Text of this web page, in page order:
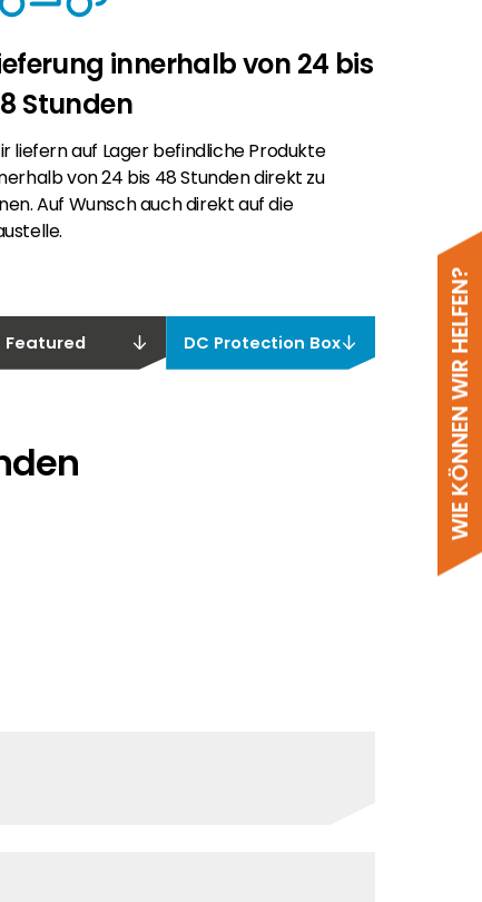
WIE KÖNNEN WIR HELFEN?
innerhalb von 24 bis
Stunden
liefern auf Lager befindliche Produkte
von 24 bis 48 Stunden direkt zu
Auf Wunsch auch direkt auf die
Featured DC Protection Box
sorgen wir dafür, dass alles